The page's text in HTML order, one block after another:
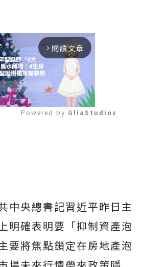
arrow_forward_ios 閱讀文章
Powered by GliaStudios
中央總書記習近平昨日主
明確表明要「抑制資產泡
要將焦點鎖定在房地產泡